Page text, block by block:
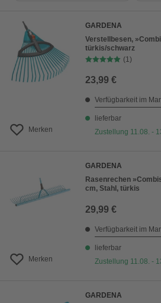
Preis aufsteigend
Preis absteigend
Bewertung
Merken
GARDENA
Verstellbesen,
türkis/schwarz
(1)
23,99 €
Verfügbarkeit im
lieferbar
Zustellung 11.08. -
Merken
GARDENA
Rasenrechen
cm, Stahl, türkis
29,99 €
Verfügbarkeit im
lieferbar
Zustellung 11.08. -
GARDENA